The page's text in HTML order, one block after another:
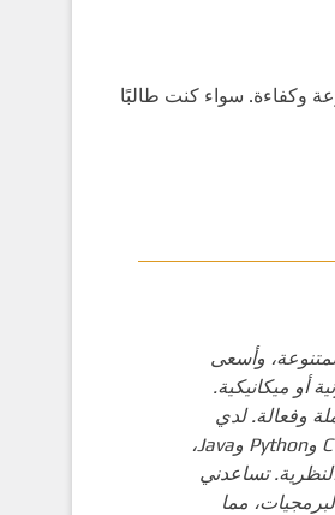
وكفاءة. سواء كنت طالبًا
وأسعى
أو ميكانيكية.
وفعالة. لدي
اهتمام خاص بمجال البرمجة، وأتقن العمل بعدة لغات مثل C و++C وPython وJava،
تساعدني
مما